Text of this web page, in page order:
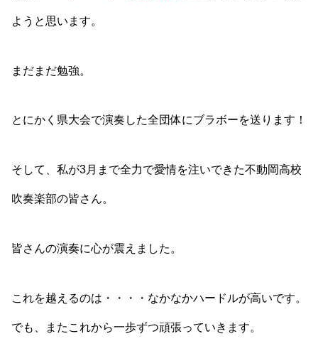
ようと思います。
まだまだ勉強。
とにかく県大会で演奏した全団体にブラボーを送ります！
そして、私が3月まで全力で愛情を注いできた不動岡高校
吹奏楽部の皆さん。
皆さんの演奏に心が震えました。
これを越えるのは・・・・なかなかハードルが高いです。
でも、またこれから一歩ずつ頑張っていきます。